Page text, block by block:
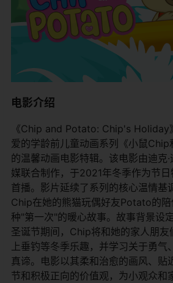
电影介绍
《Chip and Potato: Chip's Holiday
爱的学龄前儿童动画系列《小鼠
的温馨动画电影特辑。该电影由迪克
媒联合制作，于2021年冬季作为节
首播。影片延续了系列的核心温情基
Chip在她的熊猫玩偶好友Potato的
种"第一次"的暖心故事。故事背景设
圣诞节期间，Chip将和她的家人朋友
上垂钓等冬季乐趣，并学习关于勇气
真谛。电影以其柔和治愈的画风、贴
节和积极正向的价值观，为小观众和